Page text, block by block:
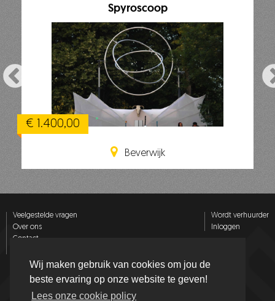
Wij maken gebruik van cookies om jou de
beste ervaring op onze website te geven!
Lees onze cookie policy
Spyroscoop
€ 1.400,00
Beverwijk
Veelgestelde vragen
Over ons
Contact
Wordt verhuurder
Inloggen
Volg ons op